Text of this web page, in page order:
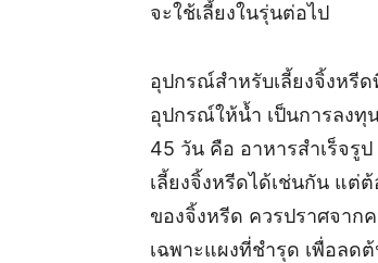
จะใช้เลี้ยงในรุ่นต่อไป
อุปกรณ์สำหรับเลี้ยงจิ้งหรีด
อุปกรณ์ให้น้ำ เป็นการลงทุ
45 วัน คือ อาหารสำเร็จรู
เลี้ยงจิ้งหรีดได้เช่นกัน แต่
ของจิ้งหรีด ควรปราศจาก
เฉพาะแผงที่ชำรุด เพื่อลด